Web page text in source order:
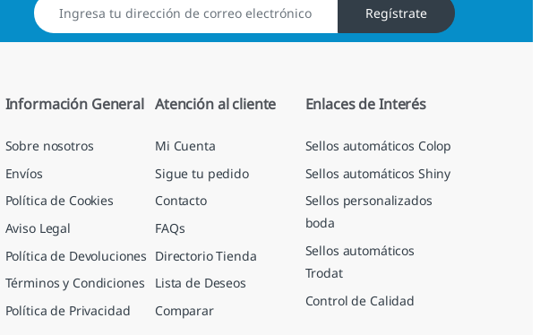
Regístrate
Información General
Sobre nosotros
Envíos
Política de Cookies
Aviso Legal
Política de Devoluciones
Términos y Condiciones
Política de Privacidad
Atención al cliente
Mi Cuenta
Sigue tu pedido
Contacto
FAQs
Directorio Tienda
Lista de Deseos
Comparar
Enlaces de Interés
Sellos automáticos Colop
Sellos automáticos Shiny
Sellos personalizados
boda
Sellos automáticos
Trodat
Control de Calidad